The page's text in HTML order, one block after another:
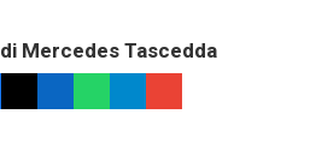
di Mercedes Tascedda